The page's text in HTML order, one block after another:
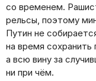
со временем.
рельсы, поэтому
Путин не
на время сохранить
а всю вину за
ни при чём.